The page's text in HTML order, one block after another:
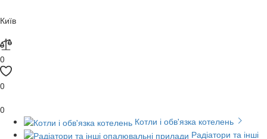
Київ
0
0
0
Котли і обв'язка котелень
Радіатори та інші